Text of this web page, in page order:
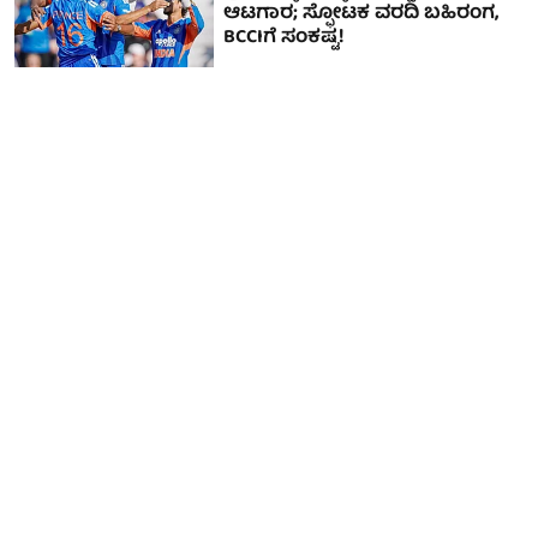
ಆಟಗಾರ; ಸ್ಫೋಟಕ ವರದಿ ಬಹಿರಂಗ,
BCCIಗೆ ಸಂಕಷ್ಟ!